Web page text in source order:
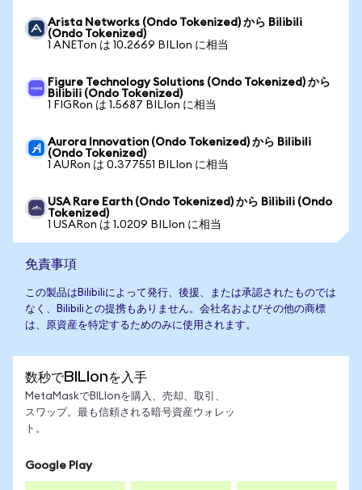
Arista Networks (Ondo Tokenized) から Bilibili
(Ondo Tokenized)
1 ANETon は 10.2669 BILIon に相当
Figure Technology Solutions (Ondo Tokenized) から
Bilibili (Ondo Tokenized)
1 FIGRon は 1.5687 BILIon に相当
Aurora Innovation (Ondo Tokenized) から Bilibili
(Ondo Tokenized)
1 AURon は 0.377551 BILIon に相当
USA Rare Earth (Ondo Tokenized) から Bilibili (Ondo
Tokenized)
1 USARon は 1.0209 BILIon に相当
免責事項
この製品はBilibiliによって発行、後援、または承認されたものでは
なく、Bilibiliとの提携もありません。会社名およびその他の商標
は、原資産を特定するためのみに使用されます。
数秒でBILIonを入手
MetaMaskでBILIonを購入、売却、取引、
スワップ。最も信頼される暗号資産ウォレッ
ト。
Google Play